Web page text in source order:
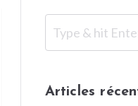
Articles